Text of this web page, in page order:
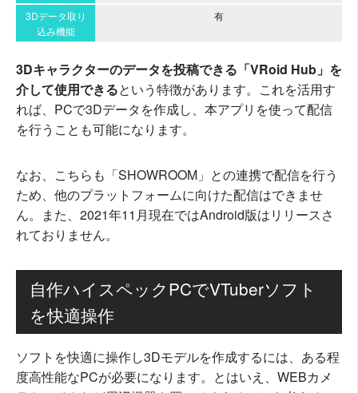
3Dデータ取り
込み機能
有
3Dキャラクターのデータを投稿できる「VRoid Hub」を
介して使用できるという特徴があります。これを活用す
れば、PCで3Dデータを作成し、本アプリを使って配信
を行うことも可能になります。
なお、こちらも「SHOWROOM」との連携で配信を行う
ため、他のプラットフォームに向けた配信はできませ
ん。また、2021年11月現在ではAndroid版はリリースさ
れておりません。
自作ハイスペックPCでVTuberソフト
を快適操作
ソフトを快適に操作し3Dモデルを作成するには、ある程
度高性能なPCが必要になります。とはいえ、WEBカメ